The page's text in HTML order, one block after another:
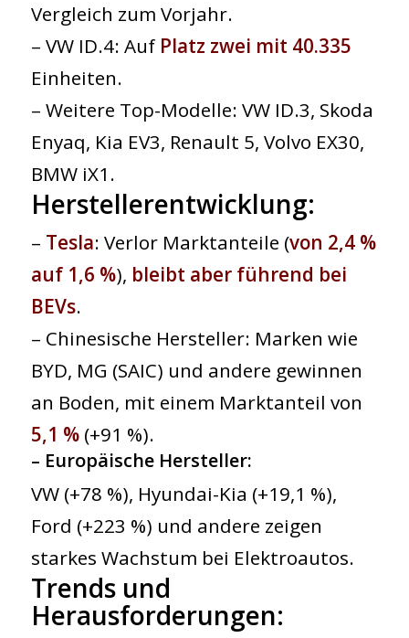
Vergleich zum Vorjahr.
– VW ID.4: Auf Platz zwei mit ​​40.335
Einheiten.
– Weitere Top-Modelle: VW ID.3, Skoda
Enyaq, Kia EV3, Renault 5, Volvo EX30,
BMW iX1.
Herstellerentwicklung:
– Tesla: Verlor Marktanteile (von 2,4 %
auf 1,6 %), bleibt aber führend bei
BEVs.
– Chinesische Hersteller: Marken wie
BYD, MG (SAIC) und andere gewinnen
an Boden, mit einem Marktanteil von
5,1 %(+91 %).
– Europäische Hersteller:
VW (+78 %), Hyundai-Kia (+19,1 %),
Ford (+223 %) und andere zeigen
starkes Wachstum bei Elektroautos.
Trends und
Herausforderungen: